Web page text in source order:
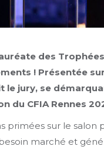
des
! Présentée
le jury, se
du CFIA Rennes
primées sur le
marché et